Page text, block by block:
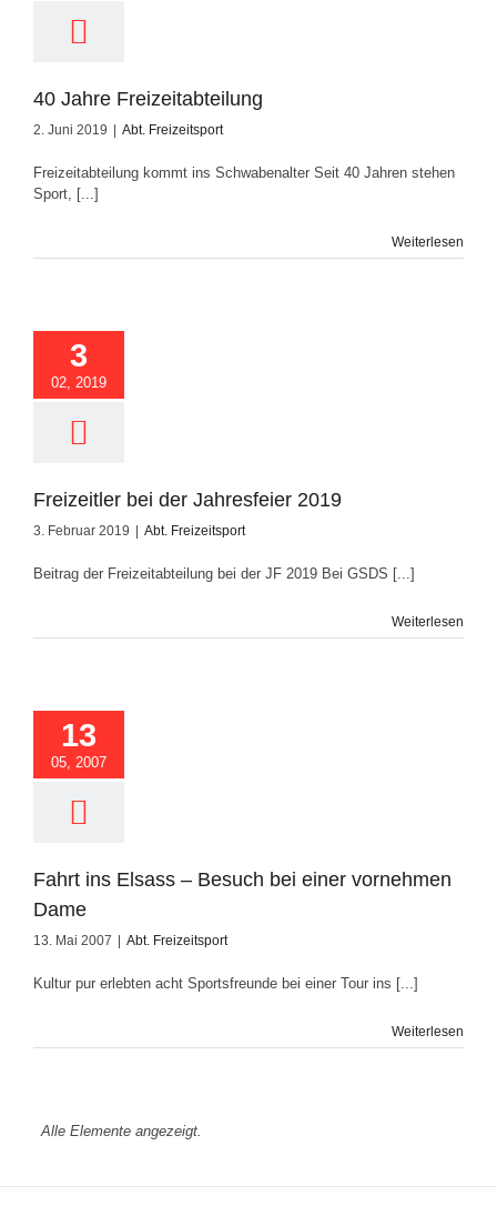
40 Jahre Freizeitabteilung
2. Juni 2019 Abt. Freizeitsport
Freizeitabteilung kommt ins Schwabenalter Seit 40 Jahren stehen
Sport, [...]
Weiterlesen
3
02, 2019
2019
Freizeitler bei der Jahresfeier 2019
3. Februar 2019 Abt. Freizeitsport
Beitrag der Freizeitabteilung bei der JF 2019 Bei GSDS [...]
Weiterlesen
13
05, 2007
Dame
Fahrt ins Elsass – Besuch bei einer vornehmen
Dame
13. Mai 2007 Abt. Freizeitsport
Kultur pur erlebten acht Sportsfreunde bei einer Tour ins [...]
Weiterlesen
Alle Elemente angezeigt.